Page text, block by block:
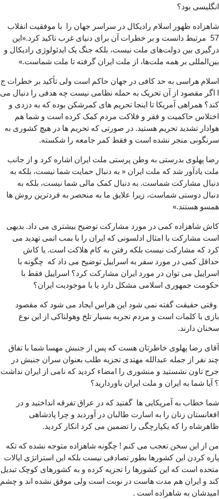
انگلیسی بود؟
شاهزاده ظهور اسلام رادیکال در سراسر جهان را با موفقیت انقلاب
57 مرتبط دانست و بر خطرات آن برای دنیای غرب تاکید کرد.«این
درگیری بین دولت‌های ملت نیست، بلکه جنگ یک ایدئولوژی رادیکال و
بین‌المللی بر همه ملت‌ها، از ملت ایران گرفته تا ملت شماست.»
اسلام هراسی به حد کافی در جهان حاکم است ولی تأکید بر خطرات ج
ا اگر مقصود از آن تحریک به حمله نظامی نیست چه هدفی را دنبال می
کند؟ همراهی آمریکا تا اینجا تحریم های کمرشکن بوده که به دزدی و
اختلاس حاکمیت و فقر و فلاکت مردم کمک کرده است و شما هم
هوادار تشدید تحریم هستید. در صورتی که تحریم ها در هیچ کشوری به
سرنگونی منجر نشده است و فقط کمر جامعه را شکسته.
رضا پهلوی بدرستی به وطن پرستی ملت ایران اشاره کرد و از جانب
ملت یادآور شد که ملت ایران « به دنبال حمایت شما نیست، بلکه به
دنبال مشارکت شماست. به دنبال کمک مالی شما نیست، بلکه به
دنبال دوستی شماست، زیرا علایق ما به منحصر به فردترین روش ها
همسو هستند.»
کاش شاهزاده کمی در مورد مشارکت توضیح بیشتری می داد. بدیهی
است مشارکت با امثال ادلسونی که ایران را با بمب اتمی تهدید می
کرد که مشارکت نیست بلکه رفتن به کام هلاکت است. یا کاش
حداقل کمی در مورد سفر به اسراییل توضیح می داد که چگونه با
اسراییل می توان در مورد ایران مشارکت کرد؟ اسراییل فقط با
حکومت جمهوری اسلامی مشکل دارد یا با موجودیت ایران؟
وقتی حقیقت گفته نمی شود این هراس ایجاد می شود که مقصود
بازی با کلمات است و مردم تجربه بسیار تلخ وهولناکی از این نوع
سخنان دارند.
آقای رضا پهلوی خاطرتان هست که پس از جنبش مهسا شما با تفاق
چند نفر از جمله عبدالله مهتدی تجزیه طلب بعنوان سران جنبش در
جرج تاون نشستید و منشوری را امضاء کردید که نامی از ایران نداشت
؟ آیا شما به ایران و ملت ایران باوردارید؟
شما خطاب به آمریکایی ها گفتید که در عراق تفرقه انداختید و در
افغانستان زنان را به اسارت طالبان در آوردید و چرا پادشاهی
ظاهرشاه را که یکپارچگی را تضمین می کرد انکار کردید.
من از این سخن تعجب می کنم ! چگونه شاهزاده متوجه نشده که تکه
پاره کردن این کشورها بطور تصادفی نیست بلکه این استراتژی ایالات
متحده است که این کشورها را تجزیه کرده و به کشورهای کوچک تبدیل
کند و ایران هم مدت هاست در نوبت است ولی موفق نشده اند و چشم
امیدشان به شاهزاده است .